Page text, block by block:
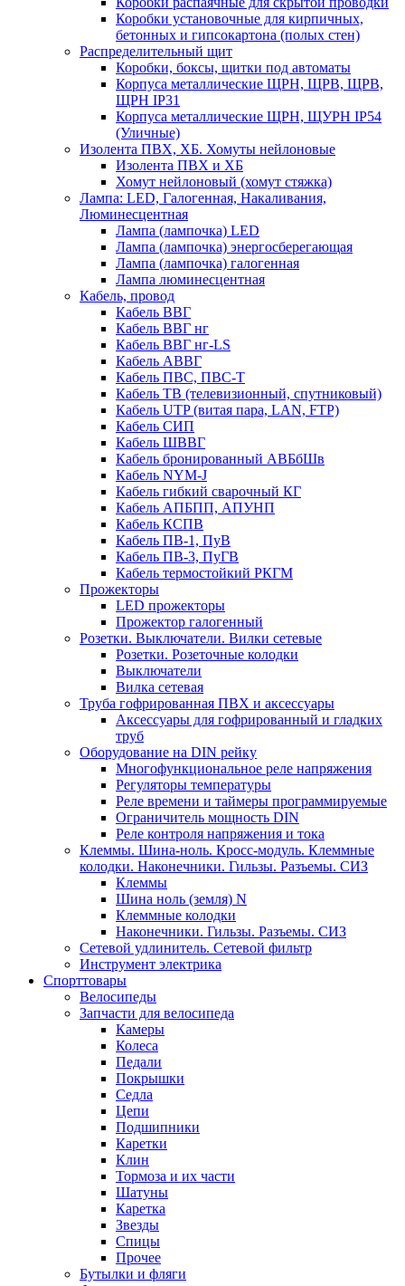
Коробки установочные для кирпичных,
бетонных и гипсокартона (полых стен)
Распределительный щит
Коробки, боксы, щитки под автоматы
Корпуса металлические ЩРН, ЩРВ, ЩРВ,
ЩРН IP31
Корпуса металлические ЩРН, ЩУРН IP54
(Уличные)
Изолента ПВХ, ХБ. Хомуты нейлоновые
Изолента ПВХ и ХБ
Хомут нейлоновый (хомут стяжка)
Лампа: LED, Галогенная, Накаливания,
Люминесцентная
Лампа (лампочка) LED
Лампа (лампочка) энергосберегающая
Лампа (лампочка) галогенная
Лампа люминесцентная
Кабель, провод
Кабель ВВГ
Кабель ВВГ нг
Кабель ВВГ нг-LS
Кабель АВВГ
Кабель ПВС, ПВС-Т
Кабель ТВ (телевизионный, спутниковый)
Кабель UTP (витая пара, LAN, FTP)
Кабель СИП
Кабель ШВВГ
Кабель бронированный АВБбШв
Кабель NYM-J
Кабель гибкий сварочный КГ
Кабель АПБПП, АПУНП
Кабель КСПВ
Кабель ПВ-1, ПуВ
Кабель ПВ-3, ПуГВ
Кабель термостойкий РКГМ
Прожекторы
LED прожекторы
Прожектор галогенный
Розетки. Выключатели. Вилки сетевые
Розетки. Розеточные колодки
Выключатели
Вилка сетевая
Труба гофрированная ПВХ и аксессуары
Аксессуары для гофрированный и гладких
труб
Оборудование на DIN рейку
Многофункциональное реле напряжения
Регуляторы температуры
Реле времени и таймеры программируемые
Ограничитель мощность DIN
Реле контроля напряжения и тока
Клеммы. Шина-ноль. Кросс-модуль. Клеммные
колодки. Наконечники. Гильзы. Разъемы. СИЗ
Клеммы
Шина ноль (земля) N
Клеммные колодки
Наконечники. Гильзы. Разъемы. СИЗ
Сетевой удлинитель. Сетевой фильтр
Инструмент электрика
Спорттовары
Велосипеды
Запчасти для велосипеда
Камеры
Колеса
Педали
Покрышки
Седла
Цепи
Подшипники
Каретки
Клин
Тормоза и их части
Шатуны
Каретка
Звезды
Спицы
Прочее
Бутылки и фляги